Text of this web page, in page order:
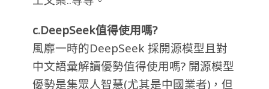
c.DeepSeek值得使用嗎?
風靡一時的DeepSeek 採開源模型且對
中文語彙解讀優勢值得使用嗎? 開源模型
優勢是集眾人智慧(尤其是中國業者)，但